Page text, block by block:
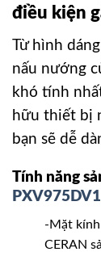
điều kiện
Từ hình
nấu nướng
khó tính
hữu thiết bị
bạn sẽ dễ
Tính năng
-Mặt kính
CERAN